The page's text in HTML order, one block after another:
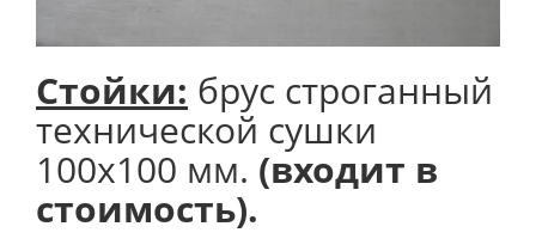
Стойки: брус строганный
технической сушки
100х100 мм. (входит в
стоимость).